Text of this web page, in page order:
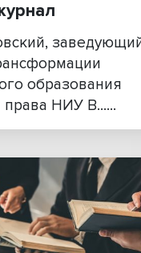
ChatGPT
Вышки
научный